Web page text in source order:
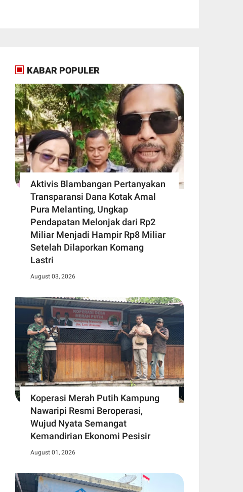
KABAR POPULER
Aktivis Blambangan Pertanyakan
Transparansi Dana Kotak Amal
Pura Melanting, Ungkap
Pendapatan Melonjak dari Rp2
Miliar Menjadi Hampir Rp8 Miliar
Setelah Dilaporkan Komang
Lastri
August 03, 2026
Koperasi Merah Putih Kampung
Nawaripi Resmi Beroperasi,
Wujud Nyata Semangat
Kemandirian Ekonomi Pesisir
August 01, 2026